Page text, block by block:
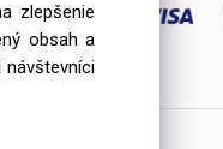
zlepšenie
obsah a